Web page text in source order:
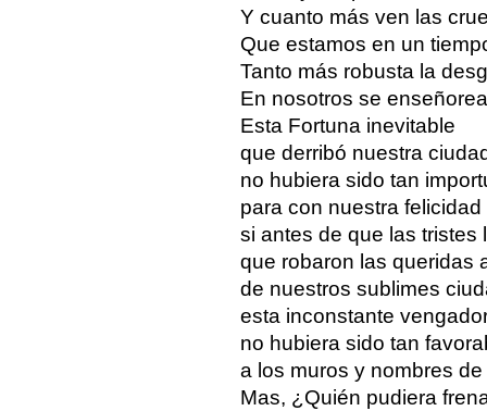
Y cuanto más ven las
Que estamos en un
Tanto más robusta la
En nosotros se
Esta Fortuna inevitable
que derribó nuestra
no hubiera sido tan
para con nuestra felicidad
si antes de que las tristes
que robaron las queridas
de nuestros sublimes
esta inconstante
no hubiera sido tan
a los muros y nombres de
Mas, ¿Quién pudiera